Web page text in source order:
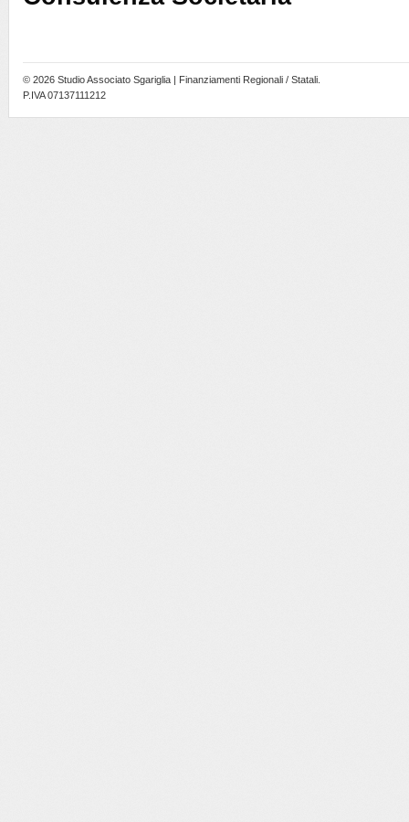
© 2026 Studio Associato Sgariglia | Finanziamenti Regionali / Statali
P.IVA 07137111212